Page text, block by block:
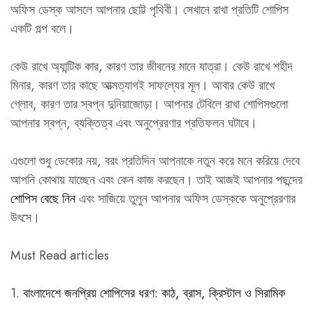
অফিস ডেস্ক আসলে আপনার ছোট্ট পৃথিবী। সেখানে রাখা প্রতিটি শোপিস
একটি গল্প বলে।
কেউ রাখে অ্যান্টিক কার, কারণ তার জীবনের মানে যাত্রা। কেউ রাখে শহীদ
মিনার, কারণ তার কাছে আত্মত্যাগই সাফল্যের মূল। আবার কেউ রাখে
গ্লোব, কারণ তার স্বপ্ন দুনিয়াজোড়া। আপনার টেবিলে রাখা শোপিসগুলো
আপনার স্বপ্ন, ব্যক্তিত্ব এবং অনুপ্রেরণার প্রতিফলন ঘটাবে।
এগুলো শুধু ডেকোর নয়, বরং প্রতিদিন আপনাকে নতুন করে মনে করিয়ে দেবে
আপনি কোথায় যাচ্ছেন এবং কেন কাজ করছেন। তাই আজই আপনার পছন্দের
শোপিস বেছে নিনএবং সাজিয়ে তুলুন আপনার অফিস ডেস্ককে অনুপ্রেরণার
উৎসে।
Must Read articles
1. বাংলাদেশে জনপ্রিয় শোপিসের ধরণ: কাঠ, ব্রাস, ক্রিস্টাল ও সিরামিক